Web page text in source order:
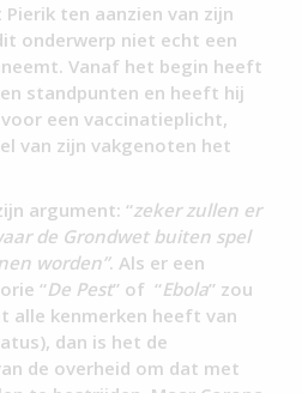
ten aanzien van zijn
onderwerp niet echt een
Vanaf het begin heeft
standpunten en heeft hij
een vaccinatieplicht,
van zijn vakgenoten het
argument: “zeker zullen er
de Grondwet buiten spel
worden”. Als er een
“De Pest” of “Ebola” zou
alle kenmerken heeft van
dan is het de
de overheid om dat met